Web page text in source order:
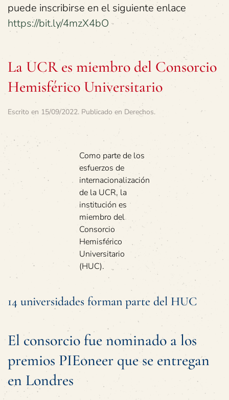
puede inscribirse en el siguiente enlace
https://bit.ly/4mzX4bO
La UCR es miembro del Consorcio
Hemisférico Universitario
Escrito en 15/09/2022. Publicado en Derechos.
Como parte de los
esfuerzos de
internacionalización
de la UCR, la
institución es
miembro del
Consorcio
Hemisférico
Universitario
(HUC).
14 universidades forman parte del HUC
El consorcio fue nominado a los
premios PIEoneer que se entregan
en Londres